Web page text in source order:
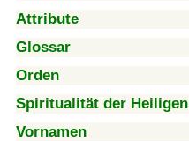
Attribute
Glossar
Orden
Spiritualität der Heiligen
Vornamen